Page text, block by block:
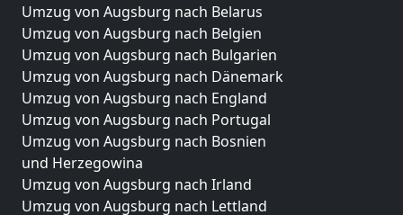
Umzug von Augsburg nach Belarus
Umzug von Augsburg nach Belgien
Umzug von Augsburg nach Bulgarien
Umzug von Augsburg nach Dänemark
Umzug von Augsburg nach England
Umzug von Augsburg nach Portugal
Umzug von Augsburg nach Bosnien
und Herzegowina
Umzug von Augsburg nach Irland
Umzug von Augsburg nach Lettland